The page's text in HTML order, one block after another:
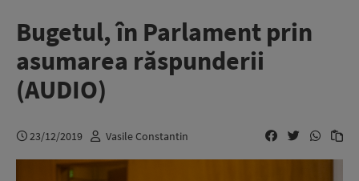
Bugetul, în Parlament prin
asumarea răspunderii
(AUDIO)
23/12/2019 Vasile Constantin